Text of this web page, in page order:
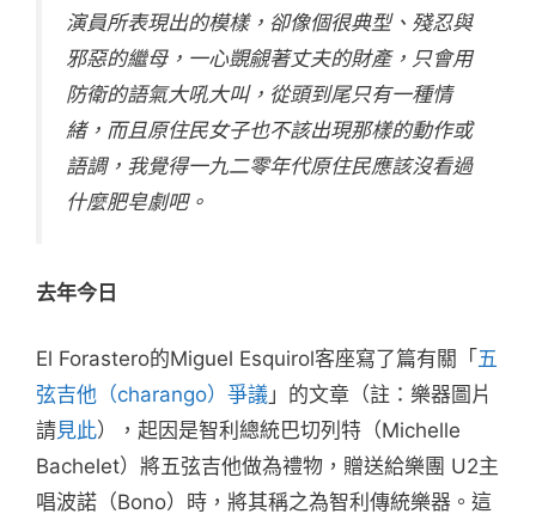
演員所表現出的模樣，卻像個很典型、殘忍與
邪惡的繼母，一心覬覦著丈夫的財產，只會用
防衛的語氣大吼大叫，從頭到尾只有一種情
緒，而且原住民女子也不該出現那樣的動作或
語調，我覺得一九二零年代原住民應該沒看過
什麼肥皂劇吧。
去年今日
El Forastero的Miguel Esquirol客座寫了篇有關「 五
弦吉他（charango）爭議 」的文章（註：樂器圖片
請見此），起因是智利總統巴切列特（Michelle
Bachelet）將五弦吉他做為禮物，贈送給樂團 U2主
唱波諾（Bono）時，將其稱之為智利傳統樂器。這